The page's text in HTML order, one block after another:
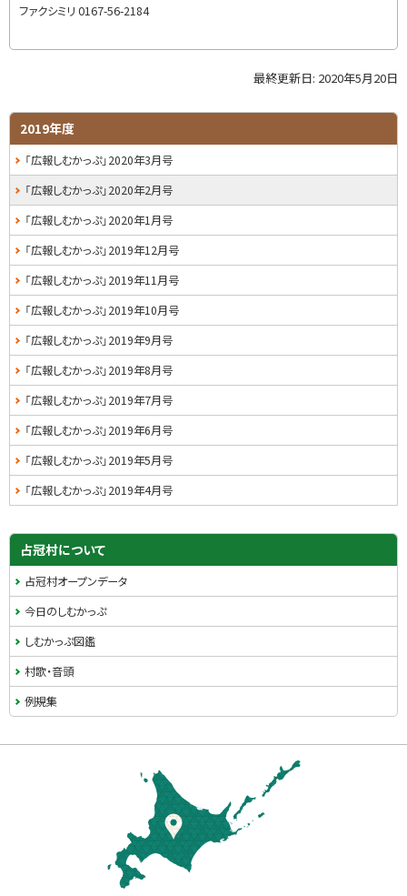
戻ファクシミリ 0167-56-2184
プ
に
戻
最終更新日: 2020年5月20日
サ
イ
ド
・
メ
ニ
ュ
ー
2019年度
「広報しむかっぷ」2020年3月号
「広報しむかっぷ」2020年2月号
「広報しむかっぷ」2020年1月号
「広報しむかっぷ」2019年12月号
「広報しむかっぷ」2019年11月号
「広報しむかっぷ」2019年10月号
「広報しむかっぷ」2019年9月号
「広報しむかっぷ」2019年8月号
「広報しむかっぷ」2019年7月号
「広報しむかっぷ」2019年6月号
「広報しむかっぷ」2019年5月号
「広報しむかっぷ」2019年4月号
占冠村について
占冠村オープンデータ
今日のしむかっぷ
しむかっぷ図鑑
村歌・音頭
例規集